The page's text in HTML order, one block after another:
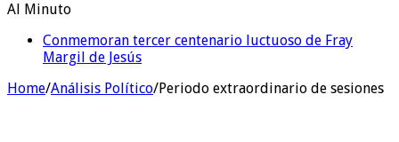
Al Minuto
Conmemoran tercer centenario luctuoso de Fray
Margil de Jesús
Home/Análisis Político/Periodo extraordinario de sesiones